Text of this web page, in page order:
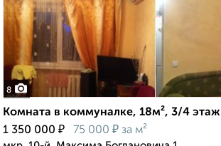
8
Комната в коммуналке, 18м², 3/4 этаж
1 350 000 ₽ 75 000 ₽ за м²